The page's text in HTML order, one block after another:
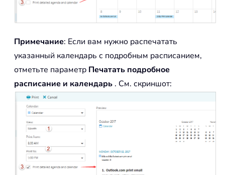
Примечание: Если вам нужно распечатать
указанный календарь с подробным расписанием,
отметьте параметр Печатать подробное
расписание и календарь . См. скриншот: